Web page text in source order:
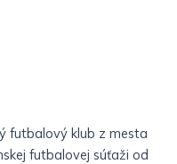
futbalový klub z mesta
futbalovej súťaži od